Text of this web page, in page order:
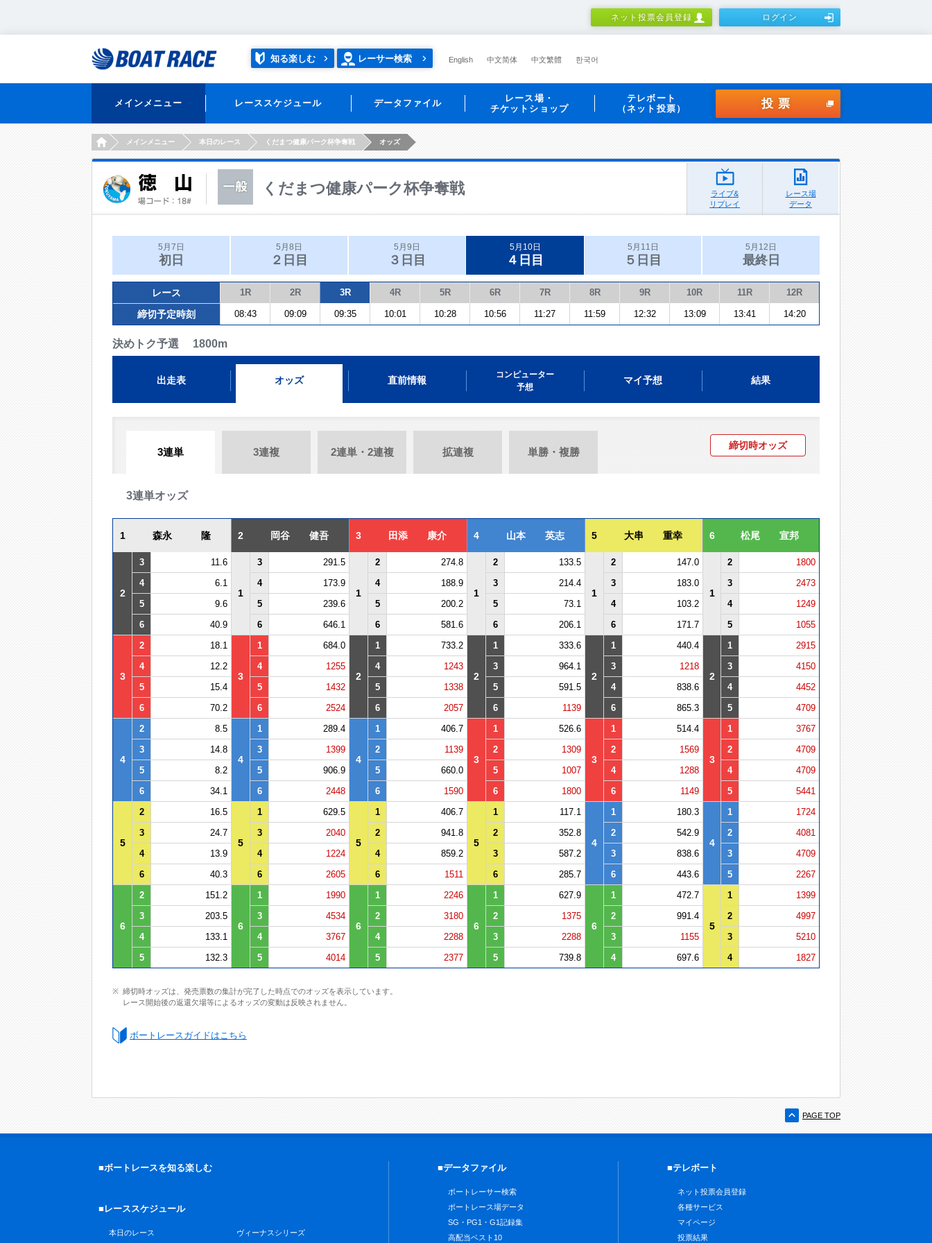
ネット投票会員登録 ログイン
知る楽しむ レーサー検索 English 中文简体 中文繁體 한국어
メインメニュー レーススケジュール データファイル
レース場・
チケットショップ
テレボート
（ネット投票）
投票
HOMEメインメニュー 本日のレース くだまつ健康パーク杯争奪戦 オッズ
くだまつ健康パーク杯争奪戦
ライブ&
リプレイ
レース場
データ
5月7日
初日
5月8日
２日目
5月9日
３日目
5月10日
４日目
5月11日
５日目
5月12日
最終日
レース 1R 2R 3R 4R 5R 6R 7R 8R 9R 10R 11R 12R
締切予定時刻 08:43 09:09 09:35 10:01 10:28 10:56 11:27 11:59 12:32 13:09 13:41 14:20
決めトク予選 1800m
出走表 オッズ 直前情報
コンピューター
予想
マイ予想 結果
3連単 3連複 2連単・2連複 拡連複 単勝・複勝
締切時オッズ
3連単オッズ
1 森永 隆 2 岡谷 健吾 3 田添 康介 4 山本 英志 5 大串 重幸 6 松尾 宣邦
2
3 11.6
1
3 291.5
1
2 274.8
1
2 133.5
1
2 147.0
1
2
1800
4
6.1 4 173.9 4 188.9 3 214.4 3 183.0 3
2473
5
9.6 5 239.6 5 200.2 5 73.1 4 103.2 4
1249
6
40.9 6 646.1 6 581.6 6 206.1 6 171.7 5 1055
3
2 18.1
3
1 684.0
2
1 733.2
2
1 333.6
2
1 440.4
2
1
2915
4
12.2 4 1255 4 1243 3 964.1 3 1218 3
4150
5
15.4 5 1432 5 1338 5 591.5 4 838.6 4
4452
6
70.2 6 2524 6 2057 6 1139 6 865.3 5 4709
4
2 8.5
4
1 289.4
4
1 406.7
3
1 526.6
3
1 514.4
3
1
3767
3
14.8 3 1399 2 1139 2 1309 2 1569 2
4709
5
8.2 5 906.9 5 660.0 5 1007 4 1288 4
4709
6
34.1 6 2448 6 1590 6 1800 6 1149 5 5441
5
2 16.5
5
1 629.5
5
1 406.7
5
1 117.1
4
1 180.3
4
1
1724
3
24.7 3 2040 2 941.8 2 352.8 2 542.9 2
4081
4
13.9 4 1224 4 859.2 3 587.2 3 838.6 3
4709
6
40.3 6 2605 6 1511 6 285.7 6 443.6 5 2267
6
2 151.2
6
1 1990
6
1 2246
6
1 627.9
6
1 472.7
5
1
1399
3
203.5 3 4534 2 3180 2 1375 2 991.4 2
4997
4
133.1 4 3767 4 2288 3 2288 3 1155 3
5210
5
132.3 5 4014 5 2377 5 739.8 4 697.6 4 1827
締切時オッズは、発売票数の集計が完了した時点でのオッズを表示しています。
レース開始後の返還欠場等によるオッズの変動は反映されません。
ボートレースガイドはこちら
PAGE TOP
■ボートレースを知る楽しむ
■レーススケジュール
本日のレース ヴィーナスシリーズ
■データファイル
ボートレーサー検索
ボートレース場データ
SG・PG1・G1記録集
高配当ベスト10
■テレボート
ネット投票会員登録
各種サービス
マイページ
投票結果